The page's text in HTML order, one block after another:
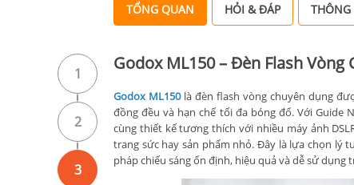
1
2
3
TỔNG QUAN HỎI & ĐÁP THÔNG
Godox ML150 – Đèn Flash
Godox ML150 là đèn flash vòng chuyên dụng
đồng đều và hạn chế tối đa bóng đổ. Với Guide
cùng thiết kế tương thích với nhiều máy ảnh
trang sức hay sản phẩm nhỏ. Đây là lựa chọn lý
pháp chiếu sáng ổn định, hiệu quả và dễ sử dụng